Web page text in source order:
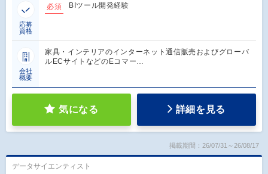
応募
資格
必須 BIツール開発経験
会社
概要
家具・インテリアのインターネット通信販売およびグローバ
ルECサイトなどのEコマー…
気になる 詳細を見る
掲載期間：26/07/31～26/08/17
データサイエンティスト